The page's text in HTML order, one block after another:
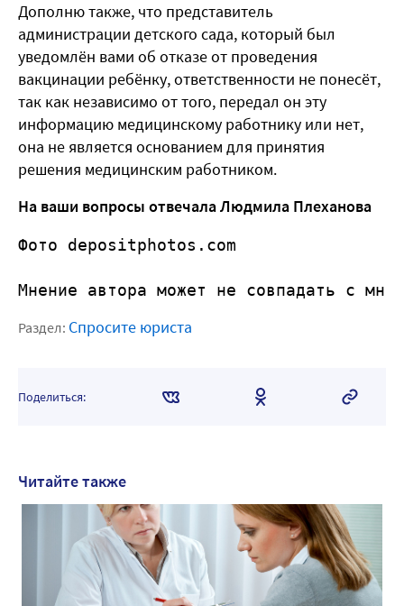
Дополню также, что представитель
администрации детского сада, который был
уведомлён вами об отказе от проведения
вакцинации ребёнку, ответственности не понесёт,
так как независимо от того, передал он эту
информацию медицинскому работнику или нет,
она не является основанием для принятия
решения медицинским работником.
На ваши вопросы отвечала Людмила Плеханова
Фото depositphotos.com
Мнение автора может не совпадать с
Раздел: Спросите юриста
Поделиться:
Читайте также